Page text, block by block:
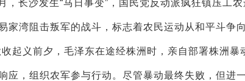
沙发生“马日事变”，国民党反动派疯狂镇压工农
家湾阻击叛军的战斗，标志着农民运动从和平斗争
义前夕，毛泽东在途经株洲时，亲自部署株洲暴
应，组织农军参与行动。尽管暴动最终失败，但进